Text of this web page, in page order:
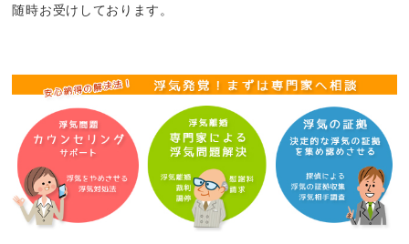
随時お受けしております。